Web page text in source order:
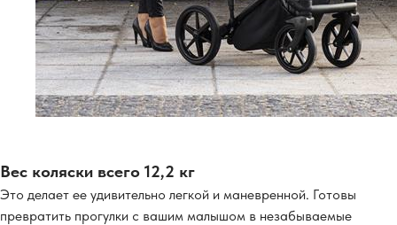
Вес коляски всего 12,2 кг
Это делает ее удивительно легкой и маневренной. Готовы
превратить прогулки с вашим малышом в незабываемые